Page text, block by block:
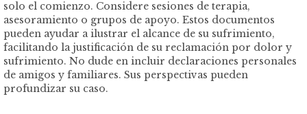
solo el comienzo. Considere sesiones de terapia,
asesoramiento o grupos de apoyo. Estos documentos
pueden ayudar a ilustrar el alcance de su sufrimiento,
facilitando la justificación de su reclamación por dolor y
sufrimiento. No dude en incluir declaraciones personales
de amigos y familiares. Sus perspectivas pueden
profundizar su caso.